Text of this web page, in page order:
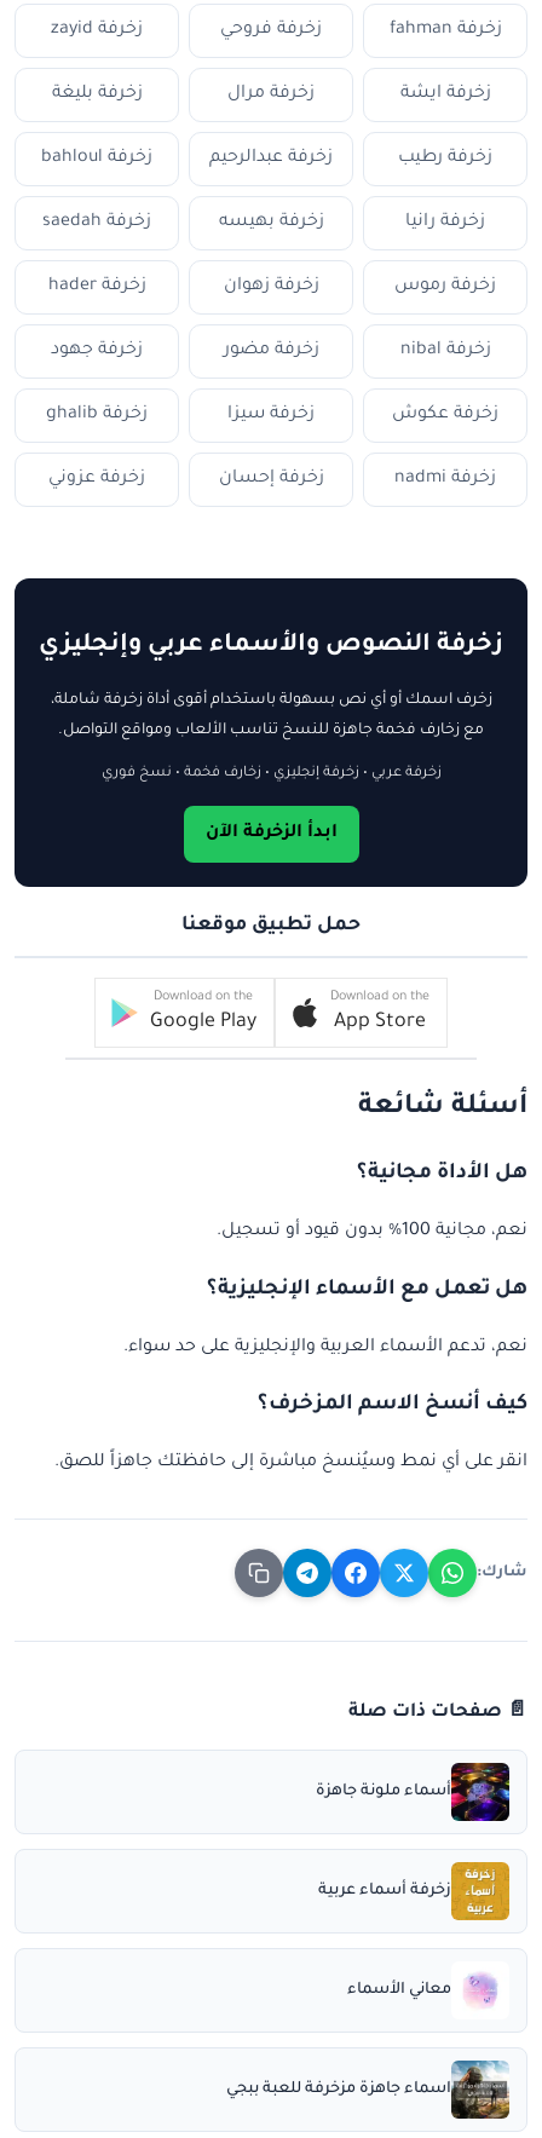
زخرفة fahman زخرفة فروحي زخرفة zayid
زخرفة ايشة زخرفة مرال زخرفة بليغة
زخرفة رطيب زخرفة عبدالرحيم زخرفة bahloul
زخرفة رانيا زخرفة بهيسه زخرفة saedah
زخرفة رموس زخرفة زهوان زخرفة hader
زخرفة nibal زخرفة مضور زخرفة جهود
زخرفة عكوش زخرفة سيزا زخرفة ghalib
زخرفة nadmi زخرفة إحسان زخرفة عزوني
زخرفة النصوص والأسماء عربي وإنجليزي
زخرف اسمك أو أي نص بسهولة باستخدام أقوى أداة زخرفة شاملة،
مع زخارف فخمة جاهزة للنسخ تناسب الألعاب ومواقع التواصل.
زخرفة عربي • زخرفة إنجليزي • زخارف فخمة • نسخ فوري
ابدأ الزخرفة الآن
حمل تطبيق موقعنا
Download on the
App Store
Download on the
Google Play
أسئلة شائعة
هل الأداة مجانية؟
نعم، مجانية 100% بدون قيود أو تسجيل.
هل تعمل مع الأسماء الإنجليزية؟
نعم، تدعم الأسماء العربية والإنجليزية على حد سواء.
كيف أنسخ الاسم المزخرف؟
انقر على أي نمط وسيُنسخ مباشرة إلى حافظتك جاهزاً للصق.
شارك:
📄 صفحات ذات صلة
أسماء ملونة جاهزة
زخرفة أسماء عربية
معاني الأسماء
اسماء جاهزة مزخرفة للعبة ببجي